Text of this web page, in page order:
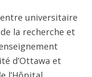
universitaire
la recherche et
d’Ottawa et